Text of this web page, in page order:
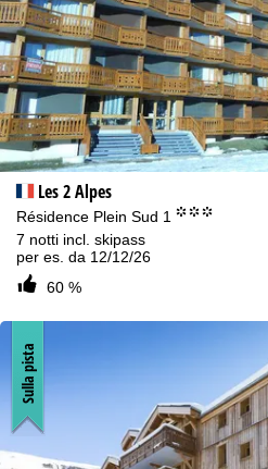
Les 2 Alpes
Résidence Plein Sud 1 °°°
7 notti incl. skipass
per es. da 12/12/26
60 %
Sulla pista